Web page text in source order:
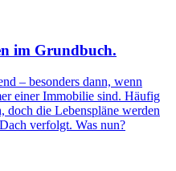
im Grundbuch.
– besonders dann, wenn
einer Immobilie sind. Häufig
doch die Lebenspläne werden
verfolgt. Was nun?